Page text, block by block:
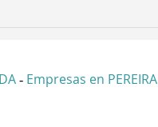
- Empresas en PEREIRA